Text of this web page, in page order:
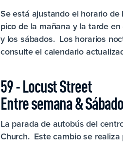
Se está ajustando el horario
pico de la mañana y la tarde
y los sábados. Los horarios
consulte el calendario
59 - Locust Street
Entre semana &
La parada de autobús del
Church. Este cambio se